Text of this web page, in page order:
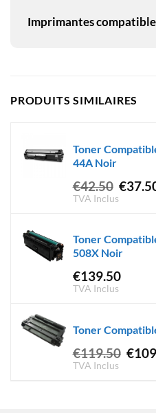
Imprimantes
PRODUITS SIMILAIRES
Toner
44A Noir
€42.50 Le
€42.50.
€
TVA Inclus
Toner
508X Noir
€139.50
TVA Inclus
Toner
€119.50 Le
€
TVA Inclus